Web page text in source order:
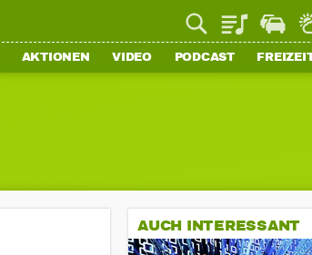
Playlist
AKTIONEN VIDEO PODCAST
AUCH INTERESSANT